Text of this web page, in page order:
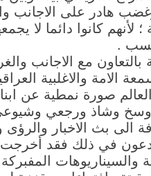
هادر على الاجانب
؛ لأنهم كانوا دائما
.
مع الاجانب
الامة والاغلبية
صورة نمطية عن
وشاذ ورجعي
الى بث الاخبار
في ذلك فقد أخرجت
والسيناريوهات